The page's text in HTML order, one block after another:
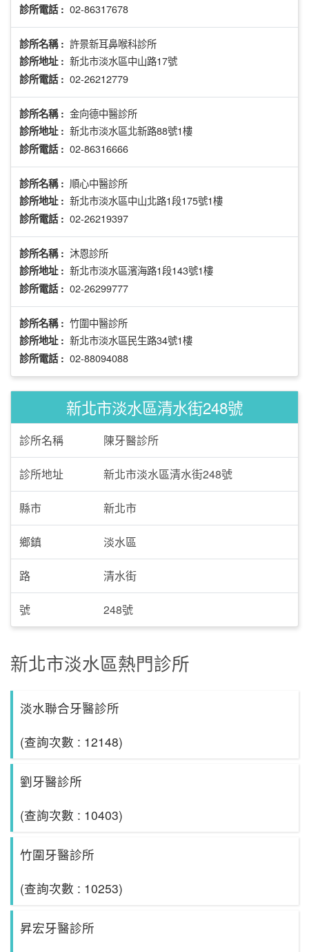
診所電話 : 02-86317678
診所名稱 : 許景新耳鼻喉科診所
診所地址 : 新北市淡水區中山路17號
診所電話 : 02-26212779
診所名稱 : 金向德中醫診所
診所地址 : 新北市淡水區北新路88號1樓
診所電話 : 02-86316666
診所名稱 : 順心中醫診所
診所地址 : 新北市淡水區中山北路1段175號1樓
診所電話 : 02-26219397
診所名稱 : 沐恩診所
診所地址 : 新北市淡水區濱海路1段143號1樓
診所電話 : 02-26299777
診所名稱 : 竹圍中醫診所
診所地址 : 新北市淡水區民生路34號1樓
診所電話 : 02-88094088
新北市淡水區清水街248號
診所名稱 陳牙醫診所
診所地址 新北市淡水區清水街248號
縣市 新北市
鄉鎮 淡水區
路 清水街
號 248號
新北市淡水區熱門診所
淡水聯合牙醫診所
(查詢次數 : 12148)
劉牙醫診所
(查詢次數 : 10403)
竹圍牙醫診所
(查詢次數 : 10253)
昇宏牙醫診所